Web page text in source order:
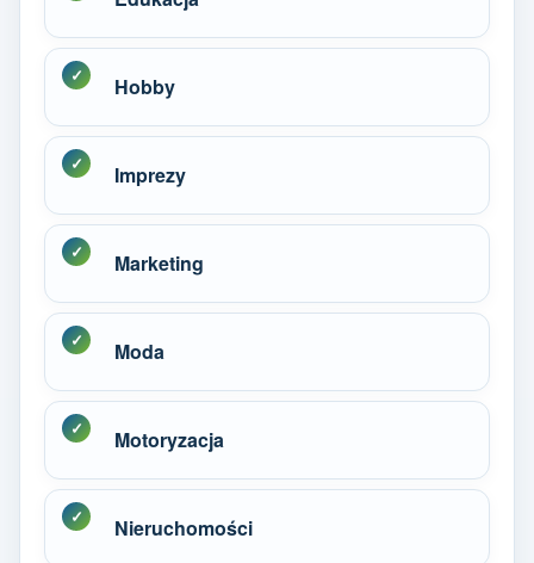
Hobby
Imprezy
Marketing
Moda
Motoryzacja
Nieruchomości